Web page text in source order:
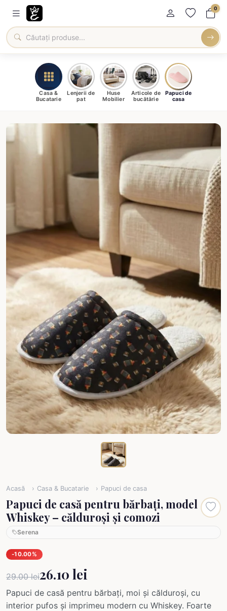
0
Casa &
Bucatarie
Lenjerii de
pat
Huse
Mobilier
Articole de
bucătărie
Papuci de
casa
Acasă Casa & Bucatarie Papuci de casa
Papuci de casă pentru bărbați, model
Whiskey – călduroși și comozi
Serena
-10.00%
29.00 lei26.10 lei
Papuci de casă pentru bărbați, moi și călduroși, cu
interior pufos și imprimeu modern cu Whiskey. Foarte